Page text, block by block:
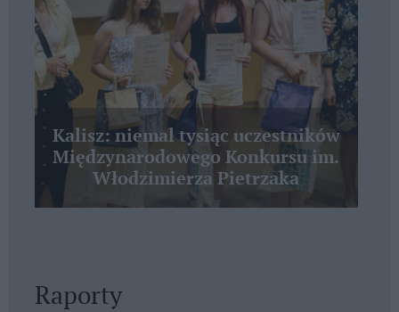
Kalisz: niemal tysiąc uczestników
Międzynarodowego Konkursu im.
Włodzimierza Pietrzaka
Raporty